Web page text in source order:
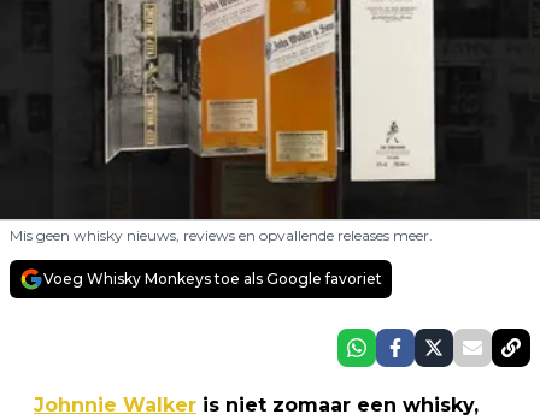
Mis geen whisky nieuws, reviews en opvallende releases meer.
Voeg Whisky Monkeys toe als Google favoriet
Johnnie Walker is niet zomaar een whisky,